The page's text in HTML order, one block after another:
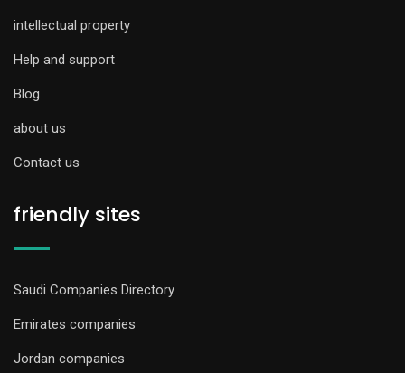
intellectual property
Help and support
Blog
about us
Contact us
friendly sites
Saudi Companies Directory
Emirates companies
Jordan companies